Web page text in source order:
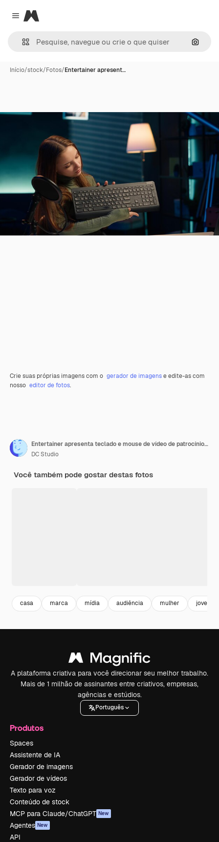
Close menu
Magnific
Início/stock/Fotos/Entertainer apresent…
Crie suas próprias imagens com o gerador de imagense edite-as com
nosso editor de fotos.
Entertainer apresenta teclado e mouse de vídeo de patrocínio da marca
DC Studio
Você também pode gostar destas fotos
casa marca mídia audiência mulher jovem
A plataforma criativa para você direcionar seu melhor trabalho.
Mais de 1 milhão de assinantes entre criativos, empresas,
agências e estúdios.
Português
Produtos
Spaces
Assistente de IA
Gerador de imagens
Gerador de vídeos
Texto para voz
Conteúdo de stock
MCP para Claude/ChatGPT New
Agentes New
API